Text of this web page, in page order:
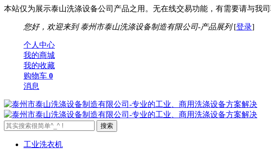
本站仅为展示泰山洗涤设备公司产品之用。无在线交易功能，有需要请与我司
您好，欢迎来到 泰州市泰山洗涤设备制造有限公司-产品展列[登录]
个人中心
我的商城
我的收藏
购物车 0
消息
工业洗衣机